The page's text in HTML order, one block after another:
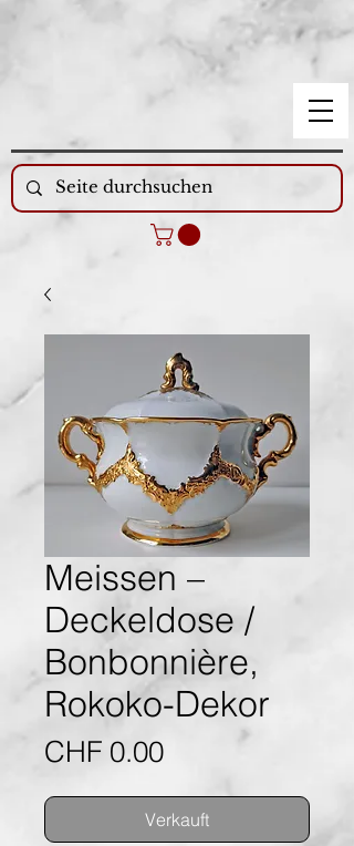
Meissen –
Deckeldose /
Bonbonnière,
Rokoko-Dekor
CHF 0.00Preis
Verkauft